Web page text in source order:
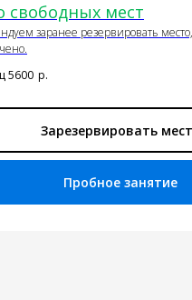
свободных мест
заранее резервировать
5600 р.
Зарезервировать
Пробное занятие